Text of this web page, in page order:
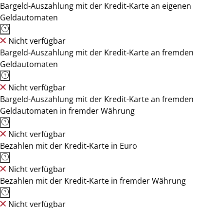
Bargeld-Auszahlung mit der Kredit-Karte an eigenen
Geldautomaten
Nicht verfügbar
Bargeld-Auszahlung mit der Kredit-Karte an fremden
Geldautomaten
Nicht verfügbar
Bargeld-Auszahlung mit der Kredit-Karte an fremden
Geldautomaten in fremder Währung
Nicht verfügbar
Bezahlen mit der Kredit-Karte in Euro
Nicht verfügbar
Bezahlen mit der Kredit-Karte in fremder Währung
Nicht verfügbar